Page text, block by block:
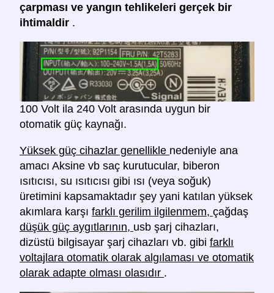
çarpması ve yangın tehlikeleri gerçek bir
ihtimaldir .
100 Volt ila 240 Volt arasında uygun bir
otomatik güç kaynağı.
Yüksek güç cihazlar genellikle nedeniyle ana
amacı Aksine vb saç kurutucular, biberon
ısıtıcısı, su ısıtıcısı gibi ısı (veya soğuk)
üretimini kapsamaktadır şey yani katılan yüksek
akımlara karşı farklı gerilim ilgilenmem, çağdaş
düşük güç aygıtlarının, usb şarj cihazları,
dizüstü bilgisayar şarj cihazları vb. gibi farklı
voltajlara otomatik olarak algılaması ve otomatik
olarak adapte olması olasıdır .